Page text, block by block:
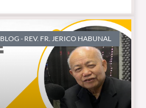
BLOG - REV. FR. JERICO HABUNAL